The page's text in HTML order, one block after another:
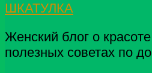
ШКАТУЛКА
Женский блог о
полезных советах по